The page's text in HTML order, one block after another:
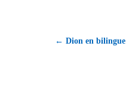
← Dion en bilingue